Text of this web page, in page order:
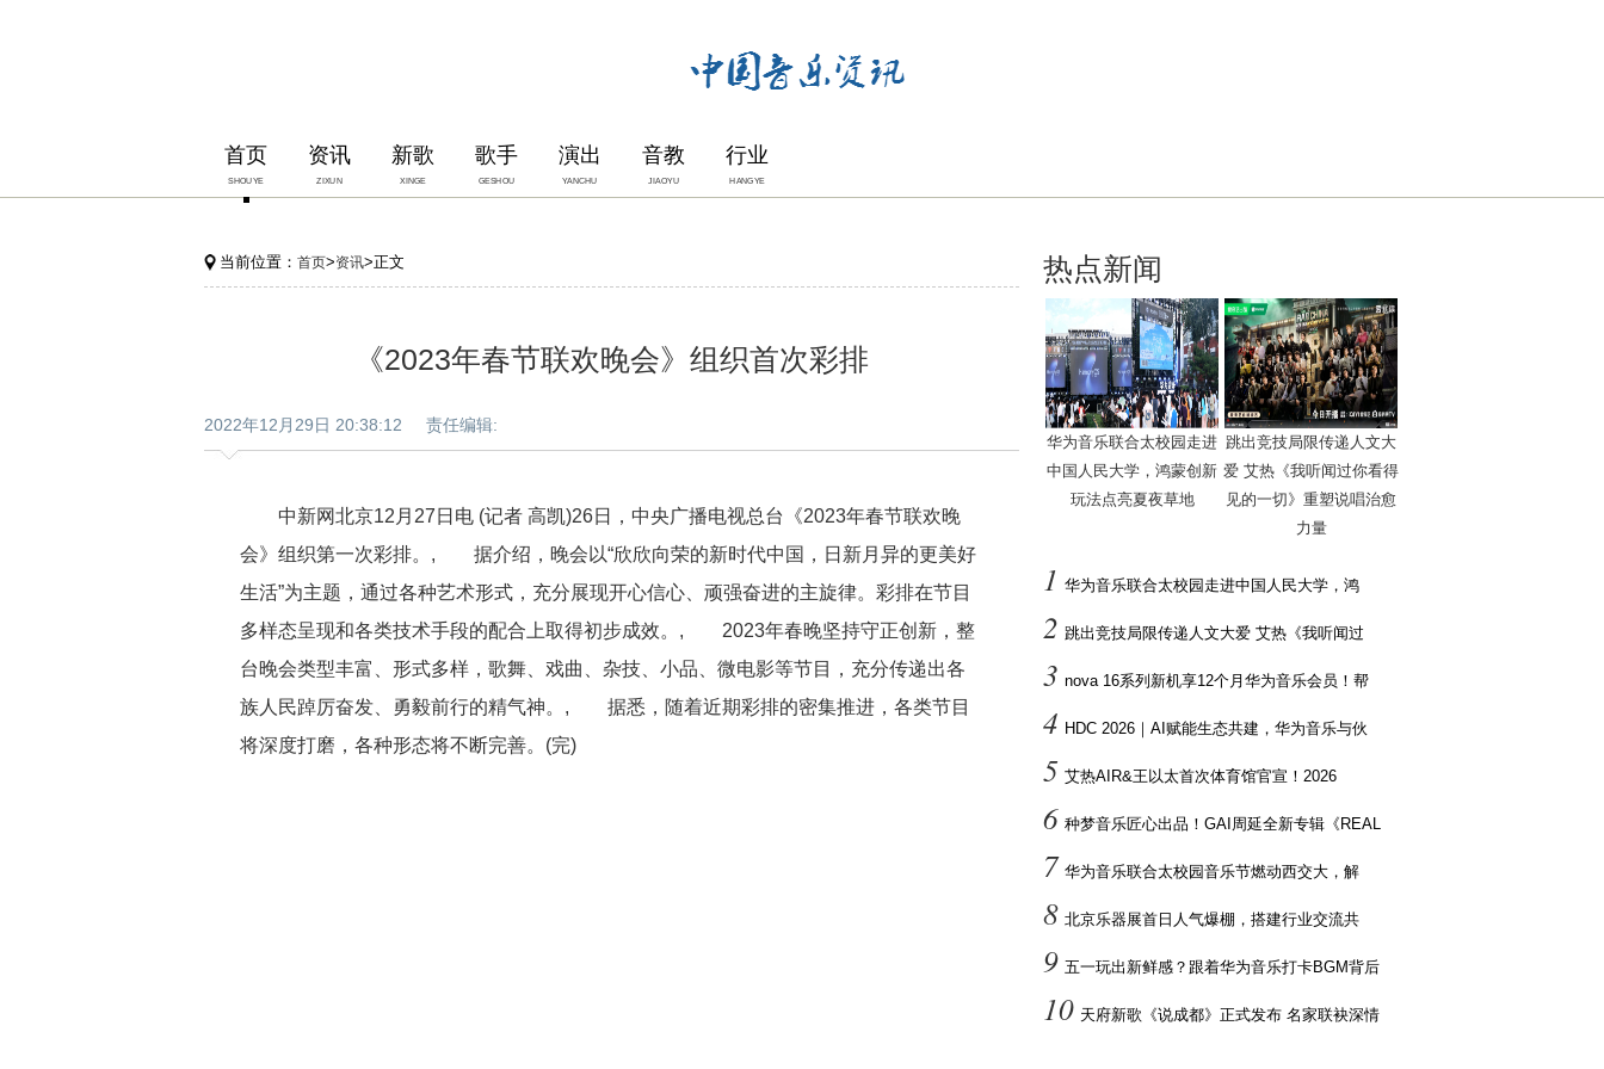
首页
SHOUYE
资讯
ZIXUN
新歌
XINGE
歌手
GESHOU
演出
YANCHU
音教
JIAOYU
行业
HANGYE
当前位置： 首页>资讯>正文
《2023年春节联欢晚会》组织首次彩排
2022年12月29日 20:38:12 责任编辑:
中新网北京12月27日电 (记者 高凯)26日，中央广播电视总台《2023年春节联欢晚
会》组织第一次彩排。, 据介绍，晚会以“欣欣向荣的新时代中国，日新月异的更美好
生活”为主题，通过各种艺术形式，充分展现开心信心、顽强奋进的主旋律。彩排在节目
多样态呈现和各类技术手段的配合上取得初步成效。, 2023年春晚坚持守正创新，整
台晚会类型丰富、形式多样，歌舞、戏曲、杂技、小品、微电影等节目，充分传递出各
族人民踔厉奋发、勇毅前行的精气神。, 据悉，随着近期彩排的密集推进，各类节目
将深度打磨，各种形态将不断完善。(完)
热点新闻
华为音乐联合太校园走进
中国人民大学，鸿蒙创新
玩法点亮夏夜草地
跳出竞技局限传递人文大
爱 艾热《我听闻过你看得
见的一切》重塑说唱治愈
力量
1 华为音乐联合太校园走进中国人民大学，鸿
2 跳出竞技局限传递人文大爱 艾热《我听闻过
3 nova 16系列新机享12个月华为音乐会员！帮
4 HDC 2026｜AI赋能生态共建，华为音乐与伙
5 艾热AIR&王以太首次体育馆官宣！2026
6 种梦音乐匠心出品！GAI周延全新专辑《REAL
7 华为音乐联合太校园音乐节燃动西交大，解
8 北京乐器展首日人气爆棚，搭建行业交流共
9 五一玩出新鲜感？跟着华为音乐打卡BGM背后
10 天府新歌《说成都》正式发布 名家联袂深情